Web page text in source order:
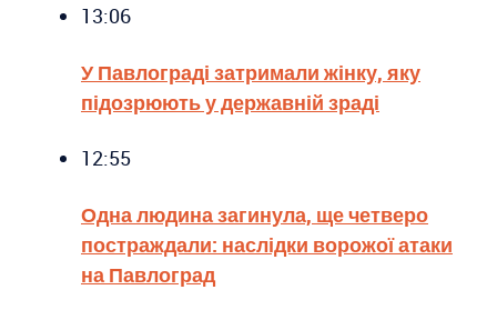
13:06
У Павлограді затримали жінку, яку
підозрюють у державній зраді
12:55
Одна людина загинула, ще четверо
постраждали: наслідки ворожої атаки
на Павлоград